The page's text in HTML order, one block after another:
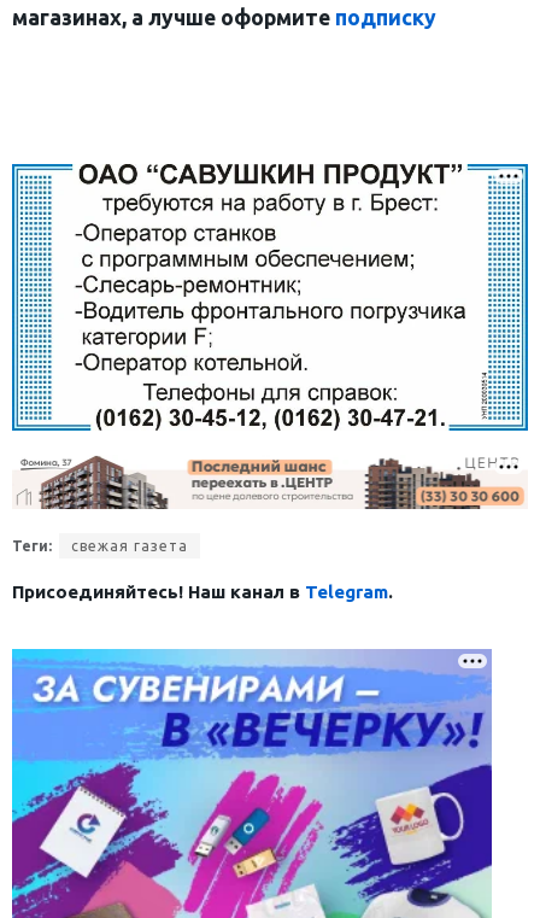
магазинах, а лучше оформите подписку
Теги: свежая газета
Присоединяйтесь! Наш канал в Telegram.